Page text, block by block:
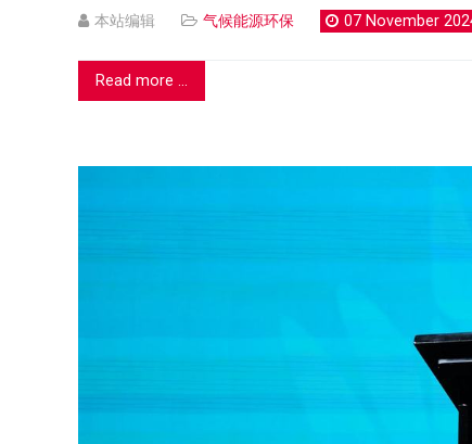
本站编辑 气候能源环保 07 November
Read more ...